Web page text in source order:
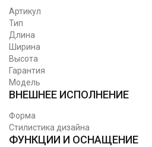
Артикул
Тип
Длина
Ширина
Высота
Гарантия
Модель
ВНЕШНЕЕ ИСПОЛНЕНИЕ
Форма
Стилистика дизайна
ФУНКЦИИ И ОСНАЩЕНИЕ